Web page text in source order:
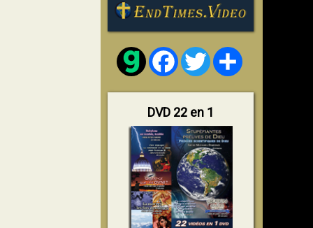
FacebookTwitter
DVD 22 en 1